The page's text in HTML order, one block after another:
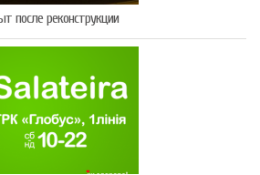
после реконструкции